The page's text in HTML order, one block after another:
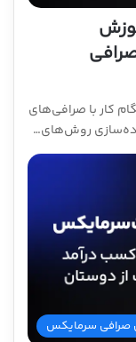
کار با صرافی‌های
روش‌های…
صرافی سرمایکس